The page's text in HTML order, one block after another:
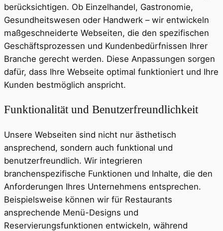
berücksichtigen. Ob Einzelhandel, Gastronomie,
Gesundheitswesen oder Handwerk – wir entwickeln
maßgeschneiderte Webseiten, die den spezifischen
Geschäftsprozessen und Kundenbedürfnissen Ihrer
Branche gerecht werden. Diese Anpassungen sorgen
dafür, dass Ihre Webseite optimal funktioniert und Ihre
Kunden bestmöglich anspricht.
Funktionalität und Benutzerfreundlichkeit
Unsere Webseiten sind nicht nur ästhetisch
ansprechend, sondern auch funktional und
benutzerfreundlich. Wir integrieren
branchenspezifische Funktionen und Inhalte, die den
Anforderungen Ihres Unternehmens entsprechen.
Beispielsweise können wir für Restaurants
ansprechende Menü-Designs und
Reservierungsfunktionen entwickeln, während